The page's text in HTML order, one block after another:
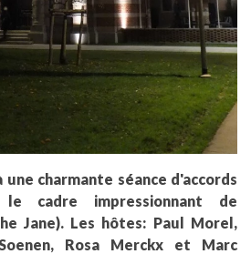
une charmante séance d'accords
le cadre impressionnant de
Jane). Les hôtes: Paul Morel,
Rosa Merckx et Marc